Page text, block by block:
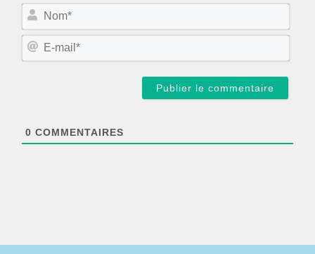
N
m
E
0 COMMENTAIRES